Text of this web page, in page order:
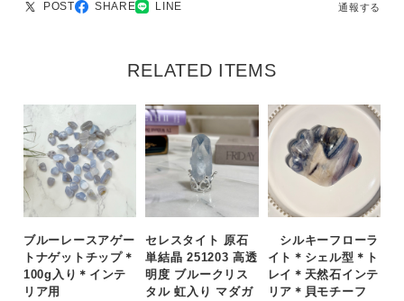
POST SHARE LINE 通報する
RELATED ITEMS
ブルーレースアゲー
トナゲットチップ＊
100g入り＊インテ
リア用
セレスタイト 原石
単結晶 251203 高透
明度 ブルークリス
タル 虹入り マダガ
シルキーフローラ
イト＊シェル型＊ト
レイ＊天然石インテ
リア＊貝モチーフ